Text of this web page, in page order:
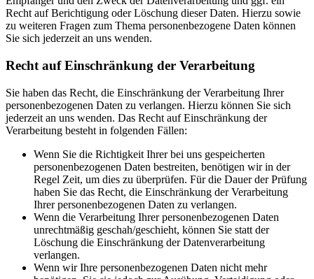
Recht auf Berichtigung oder Löschung dieser Daten. Hierzu sowie
zu weiteren Fragen zum Thema personenbezogene Daten können
Sie sich jederzeit an uns wenden.
Recht auf Einschränkung der Verarbeitung
Sie haben das Recht, die Einschränkung der Verarbeitung Ihrer
personenbezogenen Daten zu verlangen. Hierzu können Sie sich
jederzeit an uns wenden. Das Recht auf Einschränkung der
Verarbeitung besteht in folgenden Fällen:
Wenn Sie die Richtigkeit Ihrer bei uns gespeicherten
personenbezogenen Daten bestreiten, benötigen wir in der
Regel Zeit, um dies zu überprüfen. Für die Dauer der Prüfung
haben Sie das Recht, die Einschränkung der Verarbeitung
Ihrer personenbezogenen Daten zu verlangen.
Wenn die Verarbeitung Ihrer personenbezogenen Daten
unrechtmäßig geschah/geschieht, können Sie statt der
Löschung die Einschränkung der Datenverarbeitung
verlangen.
Wenn wir Ihre personenbezogenen Daten nicht mehr